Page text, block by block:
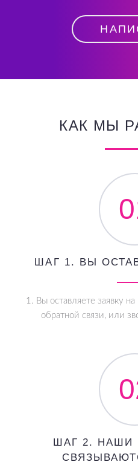
КАК МЫ
ШАГ 1. ВЫ
1. Вы оставляете заявку
обратной связи, или
ШАГ 2.